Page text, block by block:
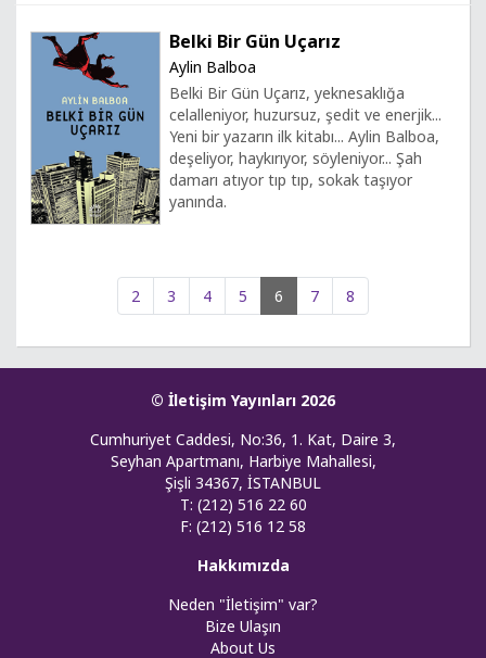
Belki Bir Gün Uçarız
Aylin Balboa
Belki Bir Gün Uçarız, yeknesaklığa
celalleniyor, huzursuz, şedit ve enerjik...
Yeni bir yazarın ilk kitabı... Aylin Balboa,
deşeliyor, haykırıyor, söyleniyor... Şah
damarı atıyor tıp tıp, sokak taşıyor
yanında.
2 3 4 5 6 7 8
© İletişim Yayınları 2026
Cumhuriyet Caddesi, No:36, 1. Kat, Daire 3,
Seyhan Apartmanı, Harbiye Mahallesi,
Şişli 34367, İSTANBUL
T: (212) 516 22 60
F: (212) 516 12 58
Hakkımızda
Neden "İletişim" var?
Bize Ulaşın
About Us